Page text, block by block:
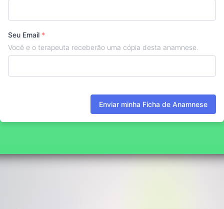
Seu Email *
Você e o terapeuta receberão uma cópia desta anamnese.
Enviar minha Ficha de Anamnese